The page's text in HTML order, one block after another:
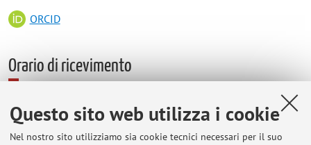
Questo sito web utilizza i cookie
Nel nostro sito utilizziamo sia cookie tecnici necessari per il suo
ORCID
Orario di ricevimento
La dottoressa ordinariamente riceve gli studenti a Bologna
nella sede del Dipartimento di Scienze Giuridiche in Via
Zamboni n. 27/29 il martedì a partire dalle ore 15.00.